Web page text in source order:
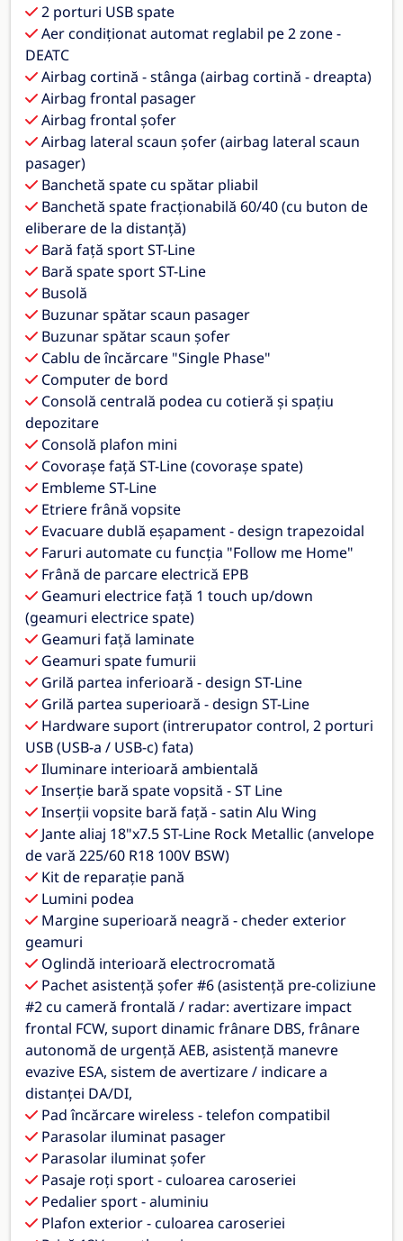
2 porturi USB spate
Aer condiționat automat reglabil pe 2 zone -
DEATC
Airbag cortină - stânga (airbag cortină - dreapta)
Airbag frontal pasager
Airbag frontal șofer
Airbag lateral scaun șofer (airbag lateral scaun
pasager)
Banchetă spate cu spătar pliabil
Banchetă spate fracționabilă 60/40 (cu buton de
eliberare de la distanță)
Bară față sport ST-Line
Bară spate sport ST-Line
Busolă
Buzunar spătar scaun pasager
Buzunar spătar scaun șofer
Cablu de încărcare "Single Phase"
Computer de bord
Consolă centrală podea cu cotieră și spațiu
depozitare
Consolă plafon mini
Covorașe față ST-Line (covorașe spate)
Embleme ST-Line
Etriere frână vopsite
Evacuare dublă eșapament - design trapezoidal
Faruri automate cu funcția "Follow me Home"
Frână de parcare electrică EPB
Geamuri electrice față 1 touch up/down
(geamuri electrice spate)
Geamuri față laminate
Geamuri spate fumurii
Grilă partea inferioară - design ST-Line
Grilă partea superioară - design ST-Line
Hardware suport (intrerupator control, 2 porturi
USB (USB-a / USB-c) fata)
Iluminare interioară ambientală
Inserție bară spate vopsită - ST Line
Inserții vopsite bară față - satin Alu Wing
Jante aliaj 18"x7.5 ST-Line Rock Metallic (anvelope
de vară 225/60 R18 100V BSW)
Kit de reparație pană
Lumini podea
Margine superioară neagră - cheder exterior
geamuri
Oglindă interioară electrocromată
Pachet asistență șofer #6 (asistență pre-coliziune
#2 cu cameră frontală / radar: avertizare impact
frontal FCW, suport dinamic frânare DBS, frânare
autonomă de urgență AEB, asistență manevre
evazive ESA, sistem de avertizare / indicare a
distanței DA/DI,
Pad încărcare wireless - telefon compatibil
Parasolar iluminat pasager
Parasolar iluminat șofer
Pasaje roți sport - culoarea caroseriei
Pedalier sport - aluminiu
Plafon exterior - culoarea caroseriei